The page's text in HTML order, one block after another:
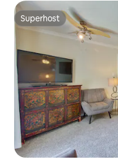
Superhost
Superhost